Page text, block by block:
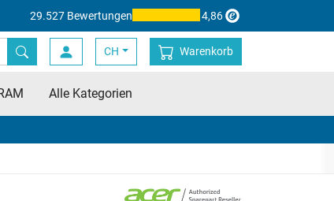
29.527 Bewertungen 4,86
CH Warenkorb
Alle Kategorien